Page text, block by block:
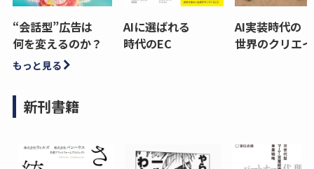
“会話型”広告は
何を変えるのか？
AIに選ばれる
時代のEC
AI実装時代の
世界のクリエ
もっと見る
新刊書籍